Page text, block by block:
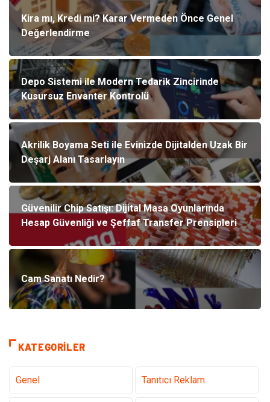
Kira mı, Kredi mi? Karar Vermeden Önce Genel
Değerlendirme
Depo Sistemi ile Modern Tedarik Zincirinde
Kusursuz Envanter Kontrolü
Akrilik Boyama Seti ile Evinizde Dijitalden Uzak Bir
Deşarj Alanı Tasarlayın
Güvenilir Chip Satışı: Dijital Masa Oyunlarında
Hesap Güvenliği ve Şeffaf Transfer Prensipleri
Cam Sanatı Nedir?
KATEGORILER
Genel Tanıtıcı Reklam